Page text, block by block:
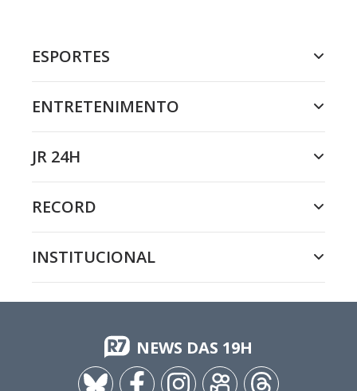
ESPORTES
ENTRETENIMENTO
JR 24H
RECORD
INSTITUCIONAL
NEWS DAS 19H